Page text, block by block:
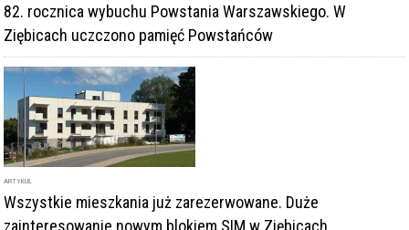
82. rocznica wybuchu Powstania Warszawskiego. W
Ziębicach uczczono pamięć Powstańców
ARTYKUŁ
Wszystkie mieszkania już zarezerwowane. Duże
zainteresowanie nowym blokiem SIM w Ziębicach